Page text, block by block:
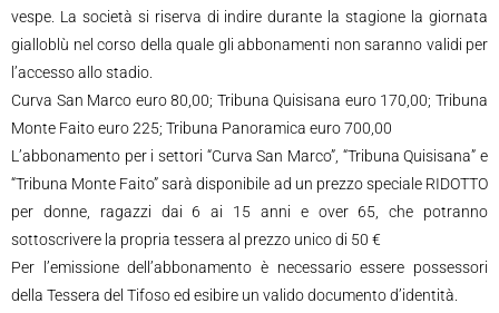
vespe. La società si riserva di indire durante la stagione la giornata
gialloblù nel corso della quale gli abbonamenti non saranno validi per
l’accesso allo stadio.
Curva San Marco euro 80,00; Tribuna Quisisana euro 170,00; Tribuna
Monte Faito euro 225; Tribuna Panoramica euro 700,00
L’abbonamento per i settori “Curva San Marco”, “Tribuna Quisisana” e
“Tribuna Monte Faito” sarà disponibile ad un prezzo speciale RIDOTTO
per donne, ragazzi dai 6 ai 15 anni e over 65, che potranno
sottoscrivere la propria tessera al prezzo unico di 50 €
Per l’emissione dell’abbonamento è necessario essere possessori
della Tessera del Tifoso ed esibire un valido documento d’identità.